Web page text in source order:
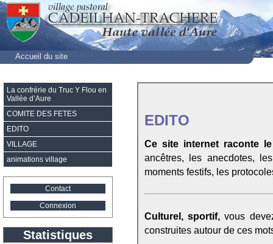
Accueil du site
EDITO
Ce site internet raconte
ancêtres, les anecdotes,
moments festifs, les
Culturel, sportif, vous
construites autour de ces
La confrérie du Truc Y Flou en
Vallée d’Aure
COMITE DES FETES
EDITO
VILLAGE
animations village
Contact
Connexion
Statistiques